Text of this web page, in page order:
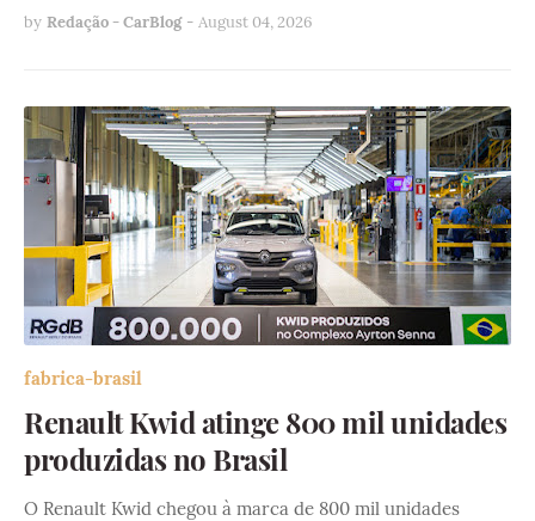
by Redação - CarBlog - August 04, 2026
fabrica-brasil
Renault Kwid atinge 800 mil unidades
produzidas no Brasil
O Renault Kwid chegou à marca de 800 mil unidades